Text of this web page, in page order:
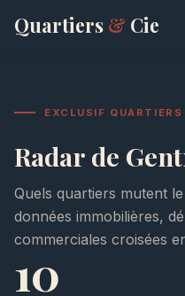
Quartiers & Cie
EXCLUSIF
Radar de
Quels quartiers mutent
données immobilières,
commerciales croisées
10